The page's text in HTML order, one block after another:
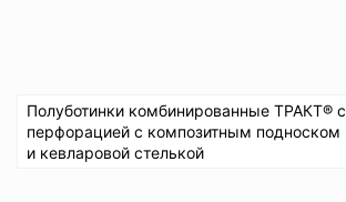
Полуботинки комбинированные ТРАКТ® с
перфорацией с композитным подноском
и кевларовой стелькой